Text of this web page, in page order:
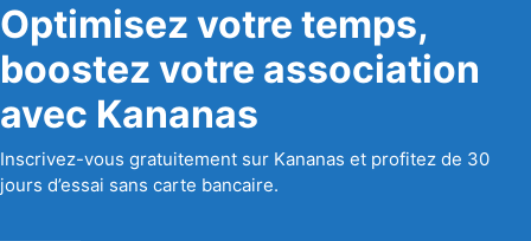
Optimisez votre temps,
boostez votre association
avec Kananas
Inscrivez-vous gratuitement sur Kananas et profitez de 30
jours d’essai sans carte bancaire.